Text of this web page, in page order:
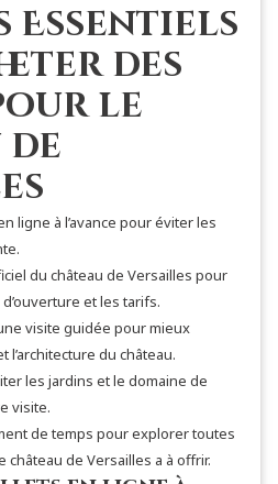
Essentiels
des
le
de
ligne à l’avance pour éviter les
du château de Versailles pour
et les tarifs.
visite guidée pour mieux
l’architecture du château.
les jardins et le domaine de
visite.
de temps pour explorer toutes
château de Versailles a à offrir.